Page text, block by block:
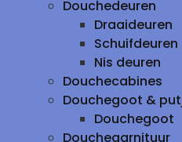
Douchedeuren
Draaideuren
Schuifdeuren
Nis deuren
Douchecabines
Douchegoot &
Douchegoot
Douchegarnituur